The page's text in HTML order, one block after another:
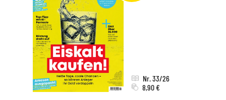
Nr. 33/26
8,90 €